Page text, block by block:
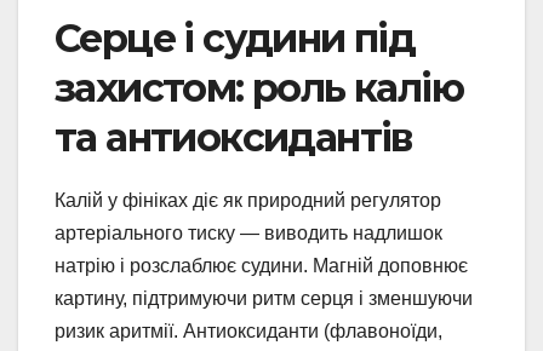
Серце і судини під
захистом: роль калію
та антиоксидантів
Калій у фініках діє як природний регулятор
артеріального тиску — виводить надлишок
натрію і розслаблює судини. Магній доповнює
картину, підтримуючи ритм серця і зменшуючи
ризик аритмії. Антиоксиданти (флавоноїди,